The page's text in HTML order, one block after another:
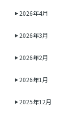
2026年4月
2026年3月
2026年2月
2026年1月
2025年12月